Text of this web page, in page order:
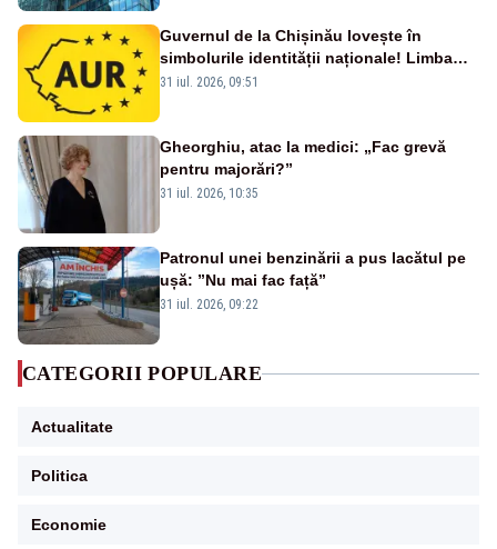
Guvernul de la Chișinău lovește în
simbolurile identității naționale! Limba
română nu se economisește! Limba
31 iul. 2026, 09:51
Gheorghiu, atac la medici: „Fac grevă
pentru majorări?”
31 iul. 2026, 10:35
Patronul unei benzinării a pus lacătul pe
ușă: ”Nu mai fac față”
31 iul. 2026, 09:22
CATEGORII POPULARE
Actualitate
Politica
Economie